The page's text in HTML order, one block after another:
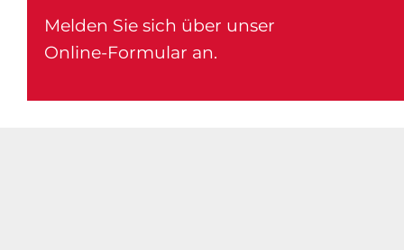
Melden Sie sich über unser
Online-Formular an.